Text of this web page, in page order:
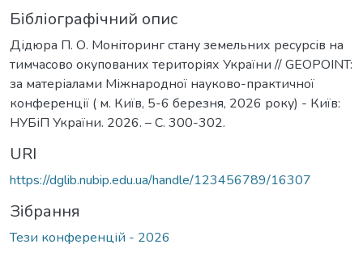
Бібліографічний опис
Дідюра П. О. Моніторинг стану земельних ресурсів на
тимчасово окупованих територіях України // GEOPOINT:
за матеріалами Міжнародної науково-практичної
конференції ( м. Київ, 5-6 березня, 2026 року) - Київ:
НУБіП України. 2026. – С. 300-302.
URI
https://dglib.nubip.edu.ua/handle/123456789/16307
Зібрання
Тези конференцій - 2026